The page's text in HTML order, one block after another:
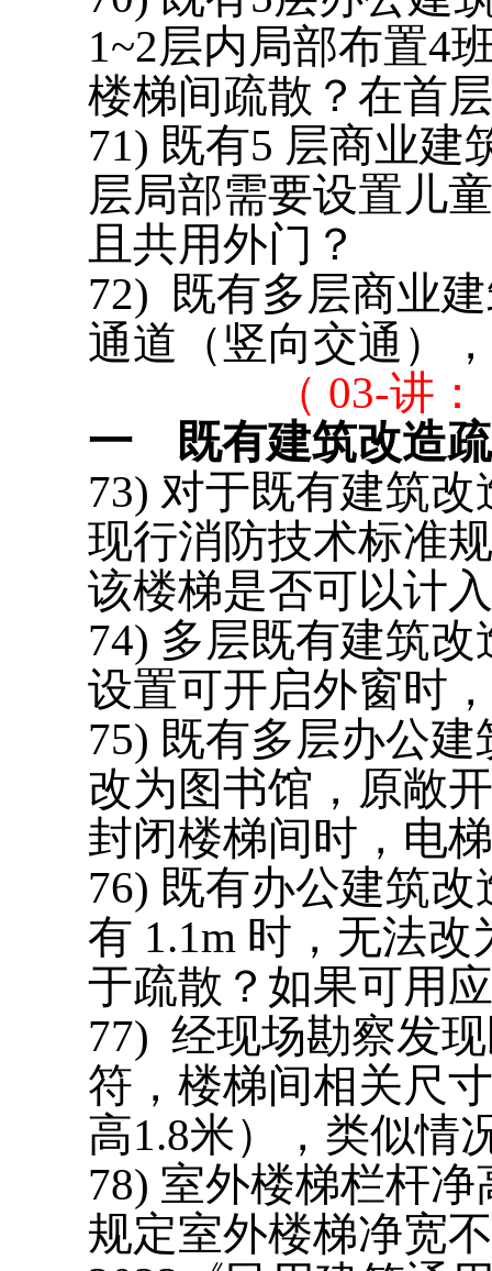
1~2层内局部布置4
楼梯间疏散？在首
71) 既有5 层商业建
层局部需要设置儿
且共用外门？
72) 既有多层商业
通道（竖向交通）
（ 03-讲
一
既有建筑改造
73) 对于既有建筑
现行消防技术标准
该楼梯是否可以计
74) 多层既有建筑
设置可开启外窗时
75) 既有多层办公
改为图书馆，原敞
封闭楼梯间时，电
76) 既有办公建筑
有 1.1m 时，无法
于疏散？如果可用
77) 经现场勘察发
符，楼梯间相关尺
高1.8米），类似情
78) 室外楼梯栏杆净
规定室外楼梯净宽